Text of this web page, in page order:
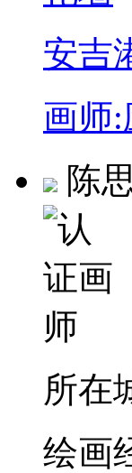
安吉
画师:
陈
所在
绘画